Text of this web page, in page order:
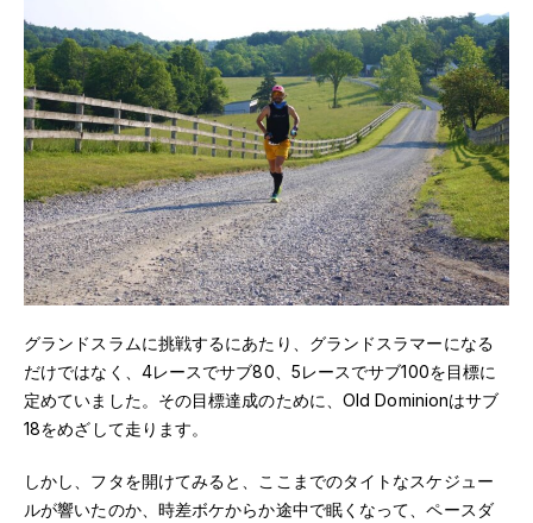
グランドスラムに挑戦するにあたり、グランドスラマーになる
だけではなく、4レースでサブ80、5レースでサブ100を目標に
定めていました。その目標達成のために、Old Dominionはサブ
18をめざして走ります。
しかし、フタを開けてみると、ここまでのタイトなスケジュー
ルが響いたのか、時差ボケからか途中で眠くなって、ペースダ